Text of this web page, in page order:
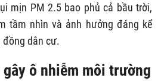
mịn PM 2.5 bao phủ cả bầu trời,
tầm nhìn và ảnh hưởng đáng kể
đồng dân cư.
ô nhiễm môi trường